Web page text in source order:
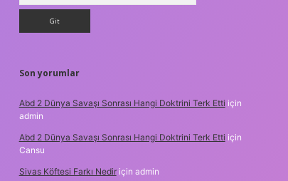
Son yorumlar
Abd 2 Dünya Savaşı Sonrası Hangi Doktrini Terk Etti için
admin
Abd 2 Dünya Savaşı Sonrası Hangi Doktrini Terk Etti için
Cansu
Sivas Köftesi Farkı Nediriçin admin